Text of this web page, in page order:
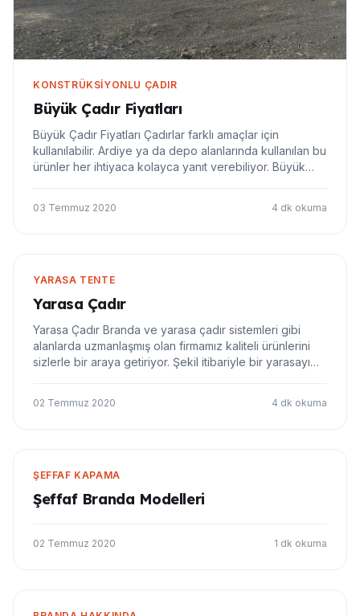
KONSTRÜKSIYONLU ÇADIR
Büyük Çadır Fiyatları
Büyük Çadır Fiyatları Çadırlar farklı amaçlar için
kullanılabilir. Ardiye ya da depo alanlarında kullanılan bu
ürünler her ihtiyaca kolayca yanıt verebiliyor. Büyük
kullanılan büyük çadırlar fa…
03 Temmuz 2020 4 dk okuma
YARASA TENTE
Yarasa Çadır
Yarasa Çadır Branda ve yarasa çadır sistemleri gibi
alanlarda uzmanlaşmış olan firmamız kaliteli ürünlerini
sizlerle bir araya getiriyor. Şekil itibariyle bir yarasayı
özgü şekilde üretilebili…
02 Temmuz 2020 4 dk okuma
ŞEFFAF KAPAMA
Şeffaf Branda Modelleri
02 Temmuz 2020 1 dk okuma